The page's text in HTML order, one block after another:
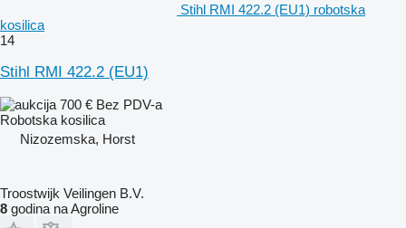
Stihl RMI 422.2 (EU1) robotska
kosilica
14
Stihl RMI 422.2 (EU1)
700 € Bez PDV-a
Robotska kosilica
Nizozemska, Horst
Troostwijk Veilingen B.V.
8 godina na Agroline